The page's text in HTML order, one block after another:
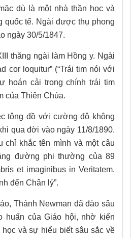
dù là một nhà thần học và
quốc tế. Ngài được thụ phong
ngày 30/5/1847.
thăng ngài làm Hồng y. Ngài
cor loquitur” (“Trái tim nói với
hoán cải trong chính trái tim
của Thiên Chúa.
tông đồ với cường độ không
qua đời vào ngày 11/8/1890.
chỉ khắc tên mình và một câu
đường phi thường của 89
et imaginibus in Veritatem,
đến Chân lý”.
Thánh Newman đã đào sâu
huấn của Giáo hội, nhờ kiến
và sự hiểu biết sâu sắc về